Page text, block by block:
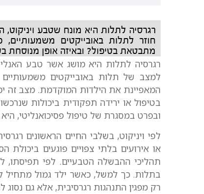
רגרסיה לתלות היא מונח שטבע
חוזר לתלות באובייקטים
מתבטאת בטיפול? ובאיזה אופן מנוסחת
רגרסיה לתלות היא מושג אשר טבע
למצב של תלות באובייקטים
המאפיינת את הילדות המוקדמת. מצב זה
בטיפול או ירידה תפקודית ביכולות
ובפרט במסגרת של טיפול פסיכואנליטי,
לפי ויניקוט, בשלבי החיים הראשונים
או אירועים בלתי צפויים פוגעים
תהליכי ההבשלה הטבעיים. לפי תפיסתו,
בתלות. כך למשל, כאשר ילד גמול
רק מפגין התנהגות רגרסיבית, אלא גם נסוג